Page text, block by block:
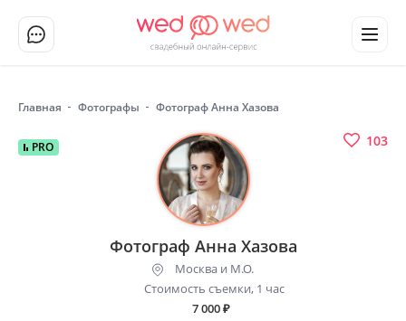
Главная Фотографы Фотограф Анна Хазова
PRO 103
Фотограф Анна Хазова
Москва и М.О.
Стоимость съемки, 1 час
7 000₽